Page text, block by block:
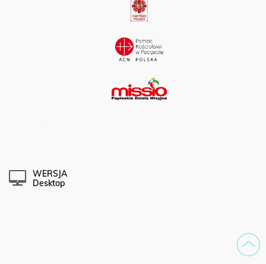
WERSJA
Desktop